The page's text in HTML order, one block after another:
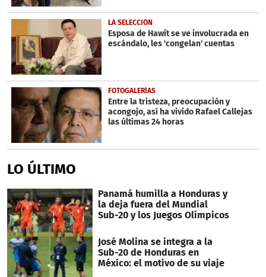
LA SELECCIÓN
Esposa de Hawit se ve involucrada en
escándalo, les 'congelan' cuentas
FOTOGALERÍAS
Entre la tristeza, preocupación y
acongojo, así ha vivido Rafael Callejas
las últimas 24 horas
LO ÚLTIMO
Panamá humilla a Honduras y
la deja fuera del Mundial
Sub-20 y los Juegos Olímpicos
José Molina se integra a la
Sub-20 de Honduras en
México: el motivo de su viaje